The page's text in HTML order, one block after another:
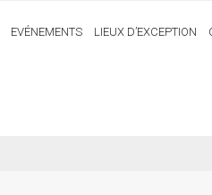
EVÉNEMENTS LIEUX D’EXCEPTION